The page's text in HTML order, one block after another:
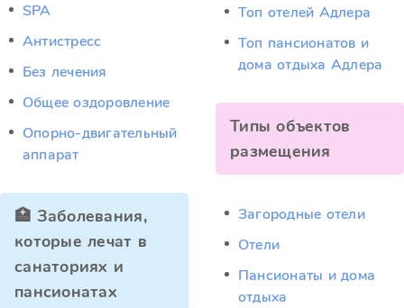
SPA
Антистресс
Без лечения
Общее оздоровление
Опорно-двигательный
аппарат
🏥 Заболевания,
которые лечат в
санаториях и
пансионатах
Топ отелей Адлера
Топ пансионатов и
дома отдыха Адлера
Типы объектов
размещения
Загородные отели
Отели
Пансионаты и дома
отдыха